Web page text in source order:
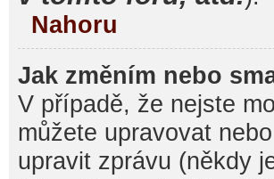
Nahoru
Jak změním nebo
V případě, že nejste
můžete upravovat
upravit zprávu (někdy